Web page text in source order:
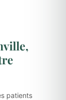
patients